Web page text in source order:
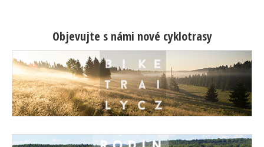
Objevujte s námi nové cyklotrasy